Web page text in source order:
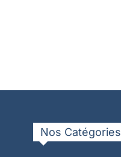
Nos Catégories